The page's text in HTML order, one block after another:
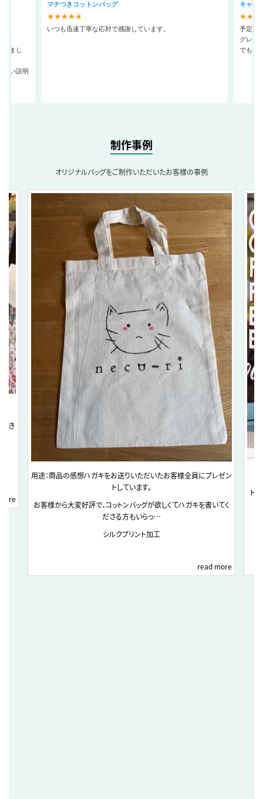
れまし
すい説明
マチつきコットンバッグ
★★★★★
いつも迅速丁寧な応対で感謝しています。
キャン
予定納
グレー
でも可
制作事例
オリジナルバッグをご制作いただいたお客様の事例
き
用途：商品の感想ハガキをお送りいただいたお客様全員にプレゼン
トしています。
お客様から大変好評で、コットンバッグが欲しくてハガキを書いてく
ださる方もいらっ…
シルクプリント加工
read more
ト